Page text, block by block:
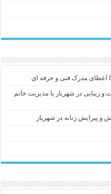
اعطای مدرک فنی و حرفه ای
و زیبایی در شهریار با مدیریت خانم
و پیرایش زنانه در شهریار